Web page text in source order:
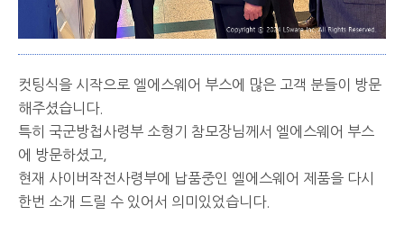
컷팅식을 시작으로 엘에스웨어 부스에 많은 고객 분들이 방문
해주셨습니다.
특히 국군방첩사령부 소형기 참모장님께서 엘에스웨어 부스
에 방문하셨고,
현재 사이버작전사령부에 납품중인 엘에스웨어 제품을 다시
한번 소개 드릴 수 있어서 의미있었습니다.